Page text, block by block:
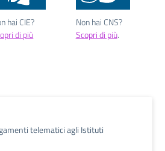
hai CIE?
di più
Non hai CNS?
Scopri di più.
telematici agli Istituti